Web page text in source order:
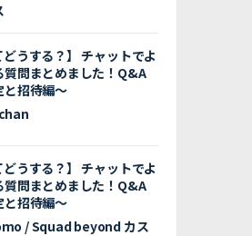
どうする？】 チャットでよ
質問まとめました！Q&A
と招待編〜
どうする？】 チャットでよ
質問まとめました！Q&A
と招待編〜
/ Squad beyond カス